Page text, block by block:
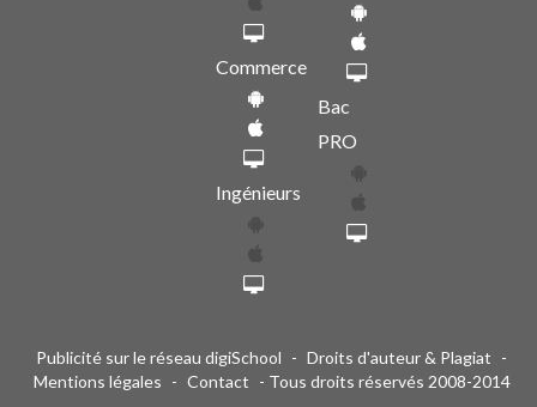
Commerce
Ingénieurs
Bac
PRO
Publicité sur le réseau digiSchool - Droits d'auteur & Plagiat -
Mentions légales - Contact - Tous droits réservés 2008-2014